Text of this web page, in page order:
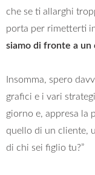
che se ti allarghi
porta per rimetterti
siamo di fronte a un
Insomma, spero
grafici e i vari
giorno e, appresa la
quello di un cliente,
di chi sei figlio tu?”